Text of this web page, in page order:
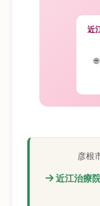
近
🌐
彦根
近江治療